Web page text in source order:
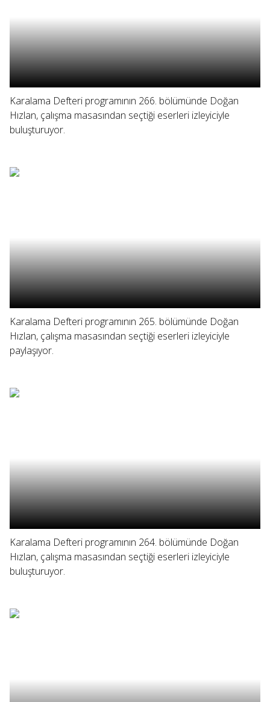
Karalama Defteri programının 266. bölümünde Doğan
Hızlan, çalışma masasından seçtiği eserleri izleyiciyle
buluşturuyor.
Karalama Defteri programının 265. bölümünde Doğan
Hızlan, çalışma masasından seçtiği eserleri izleyiciyle
paylaşıyor.
Karalama Defteri programının 264. bölümünde Doğan
Hızlan, çalışma masasından seçtiği eserleri izleyiciyle
buluşturuyor.